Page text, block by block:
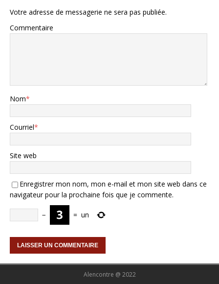
Votre adresse de messagerie ne sera pas publiée.
Commentaire
Nom*
Courriel*
Site web
Enregistrer mon nom, mon e-mail et mon site web dans ce
navigateur pour la prochaine fois que je commente.
− = un
Alencontre @ 2022